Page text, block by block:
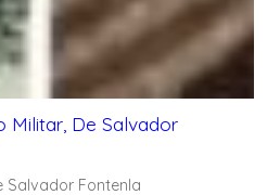
Militar, De Salvador
Salvador Fontenla